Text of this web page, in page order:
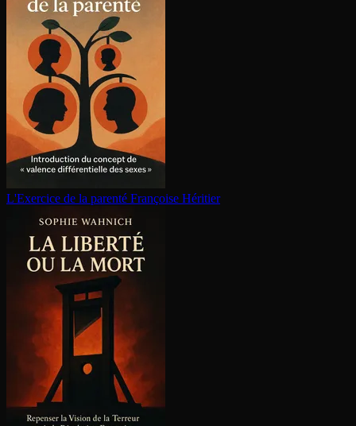
L'Exercice de la parenté Françoise Héritier